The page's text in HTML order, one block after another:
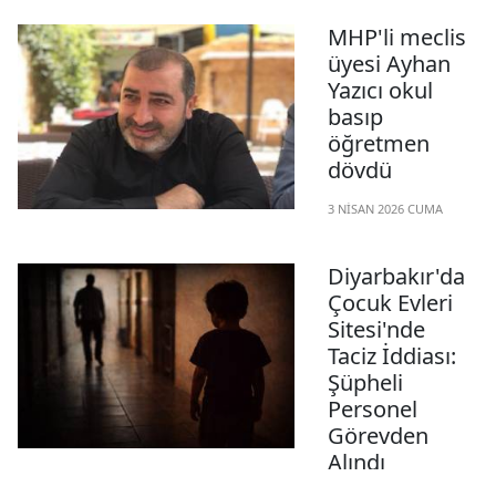
otobüsünün üst
geçide çarpması
sonucu meydana
gelen kazada 5 kişi
hayatını kaybetti, 13
kişi yaralandı.
MHP'li meclis
üyesi Ayhan
Yazıcı okul
basıp
öğretmen
dövdü
3 NISAN 2026 CUMA
milletvekili Hasan
Öztürkmen, MHP
Altındağ Belediye
Meclis Üyesi Ayhan
Yazıcı'nın iki kişiyle
birlikte okulu
bastığını ve nöbetçi
öğretmen Ömer
Ocak'ı darbettiğini
Diyarbakır'da
Çocuk Evleri
Sitesi'nde
Taciz İddiası:
Şüpheli
Personel
Görevden
Alındı